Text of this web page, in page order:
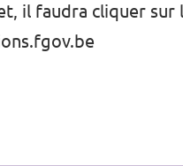
il faudra cliquer